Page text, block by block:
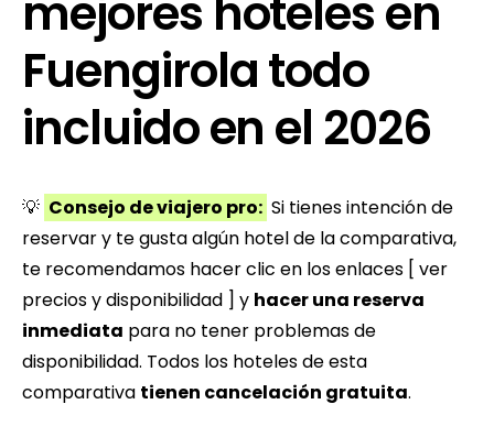
mejores hoteles en
Fuengirola todo
incluido en el 2026
💡 Consejo de viajero pro: Si tienes intención de
reservar y te gusta algún hotel de la comparativa,
te recomendamos hacer clic en los enlaces [ ver
precios y disponibilidad ] y hacer una reserva
inmediata para no tener problemas de
disponibilidad. Todos los hoteles de esta
comparativa tienen cancelación gratuita.